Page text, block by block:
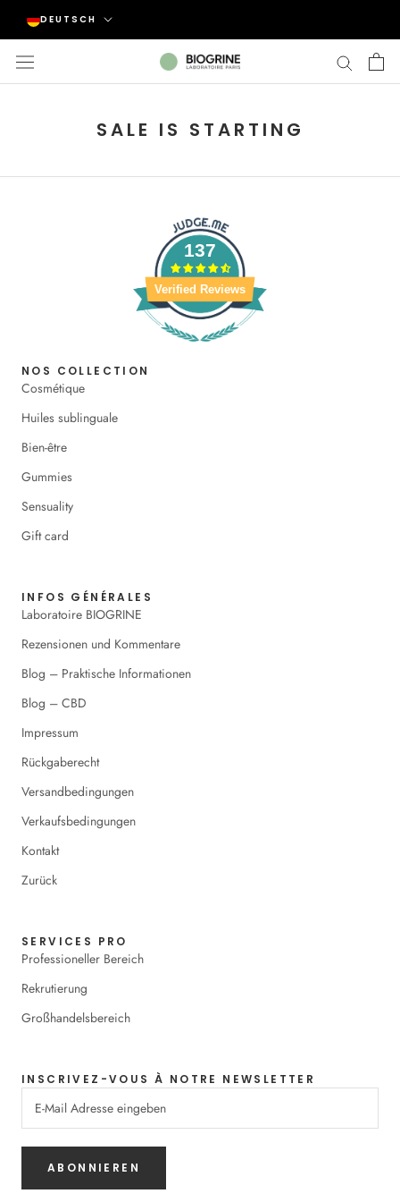
Sprache
DEUTSCH
SALE IS STARTING
137
Verified Reviews
NOS COLLECTION
Cosmétique
Huiles sublinguale
Bien-être
Gummies
Sensuality
Gift card
INFOS GÉNÉRALES
Laboratoire BIOGRINE
Rezensionen und Kommentare
Blog – Praktische Informationen
Blog – CBD
Impressum
Rückgaberecht
Versandbedingungen
Verkaufsbedingungen
Kontakt
Zurück
SERVICES PRO
Professioneller Bereich
Rekrutierung
Großhandelsbereich
INSCRIVEZ-VOUS À NOTRE NEWSLETTER
ABONNIEREN